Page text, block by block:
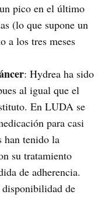
pico en el último
(lo que supone un
a los tres meses
: Hydrea ha sido
al igual que el
En LUDA se
para casi
han tenido la
su tratamiento
de adherencia.
de